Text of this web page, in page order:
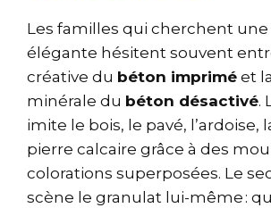
Les familles qui cherchent une
élégante hésitent souvent
créative du béton imprimé et
minérale du béton désactivé.
imite le bois, le pavé, l’ardoise,
pierre calcaire grâce à des
colorations superposées. Le
scène le granulat lui-même :